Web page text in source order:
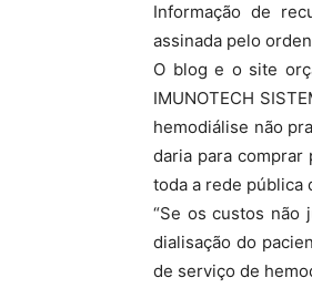
Informação de
assinada pelo
O blog e o site
IMUNOTECH
hemodiálise não
daria para comprar
toda a rede pública
“Se os custos não
dialisação do
de serviço de